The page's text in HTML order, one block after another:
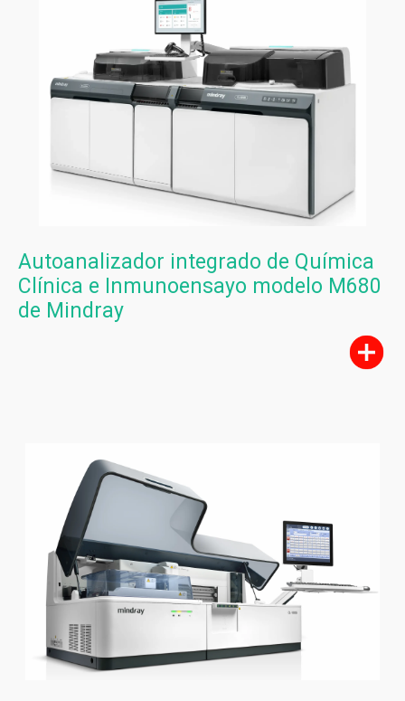
Autoanalizador integrado de Química
Clínica e Inmunoensayo modelo M680
de Mindray